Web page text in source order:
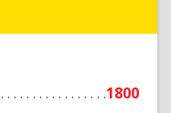
1800
Подробнее